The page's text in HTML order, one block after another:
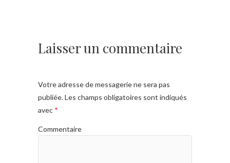
Laisser un commentaire
Votre adresse de messagerie ne sera pas
publiée.Les champs obligatoires sont indiqués
avec *
Commentaire